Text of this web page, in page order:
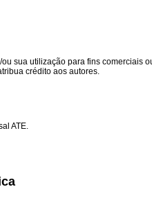
sua utilização para fins comerciais
crédito aos autores.
ATE.